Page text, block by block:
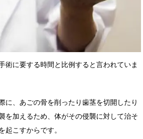
術に要する時間と比例すると言われていま
に、あごの骨を削ったり歯茎を切開したり
を加えるため、体がその侵襲に対して治そ
起こすからです。